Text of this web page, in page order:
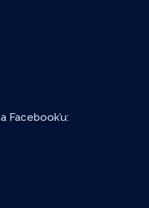
Facebook’u: